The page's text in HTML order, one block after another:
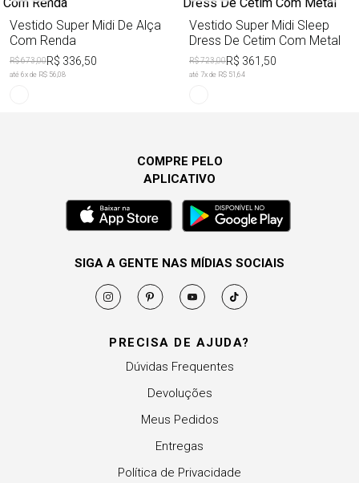
Vestido Super Midi De Alça
Com Renda
R$ 673,00R$ 336,50
até 6x de R$ 56,08
Vestido Super Midi Sleep
Dress De Cetim Com Metal
R$ 723,00R$ 361,50
até 7x de R$ 51,64
PRECISA DE AJUDA?
Dúvidas Frequentes
Devoluções
Meus Pedidos
Entregas
Política de Privacidade
COMPRE PELO
APLICATIVO
SIGA A GENTE NAS MÍDIAS SOCIAIS